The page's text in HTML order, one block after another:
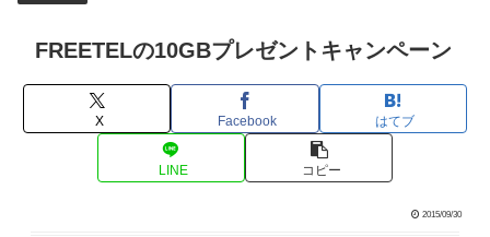
FREETELの10GBプレゼントキャンペーン
X Facebook はてブ
LINE コピー
2015/09/30